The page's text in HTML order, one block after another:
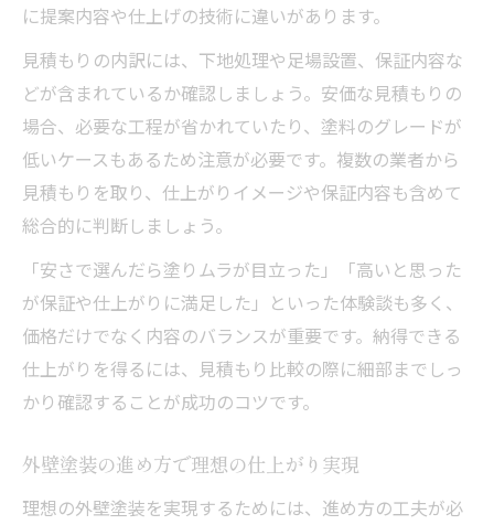
に提案内容や仕上げの技術に違いがあります。
見積もりの内訳には、下地処理や足場設置、保証内容な
どが含まれているか確認しましょう。安価な見積もりの
場合、必要な工程が省かれていたり、塗料のグレードが
低いケースもあるため注意が必要です。複数の業者から
見積もりを取り、仕上がりイメージや保証内容も含めて
総合的に判断しましょう。
「安さで選んだら塗りムラが目立った」「高いと思った
が保証や仕上がりに満足した」といった体験談も多く、
価格だけでなく内容のバランスが重要です。納得できる
仕上がりを得るには、見積もり比較の際に細部までしっ
かり確認することが成功のコツです。
外壁塗装の進め方で理想の仕上がり実現
理想の外壁塗装を実現するためには、進め方の工夫が必